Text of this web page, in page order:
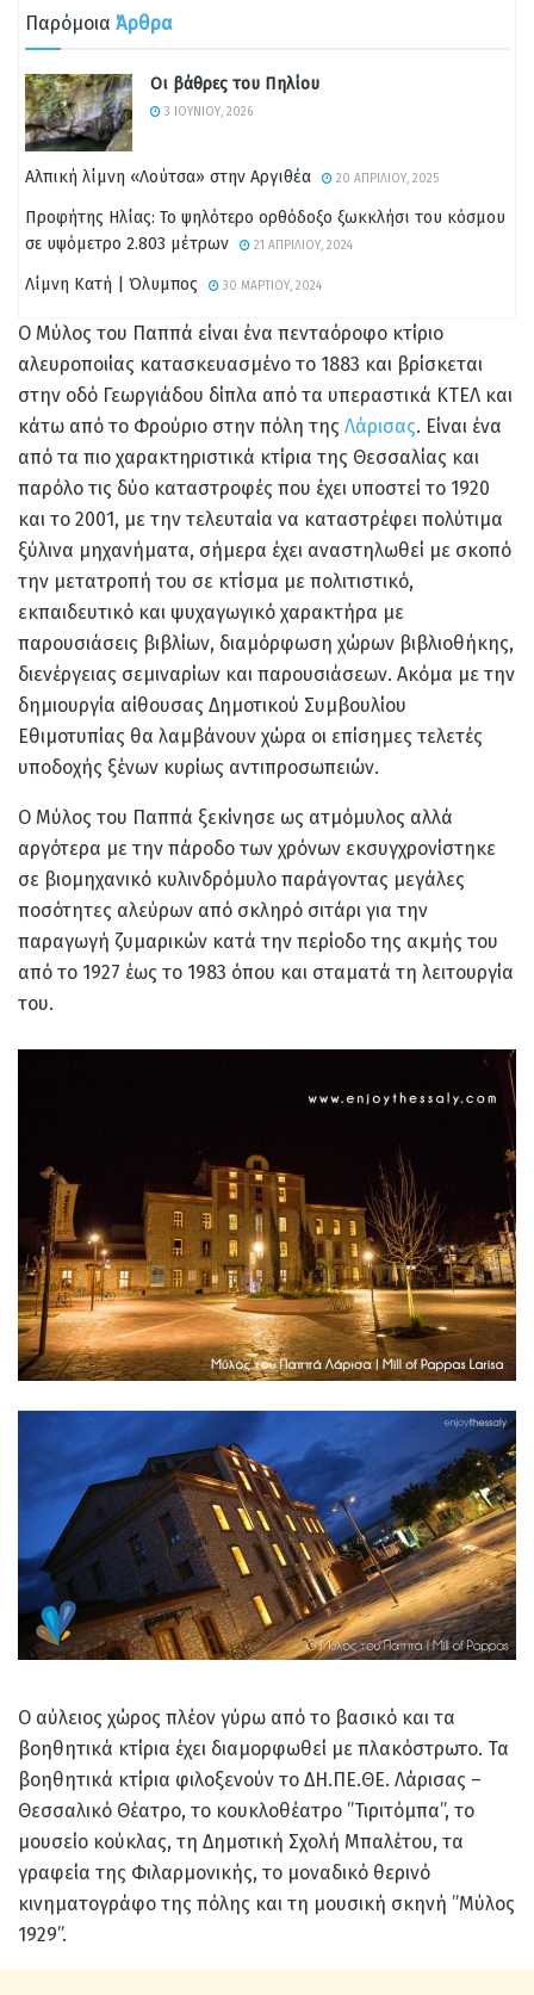
Παρόμοια Άρθρα
Οι βάθρες του Πηλίου
3 ΙΟΥΝΊΟΥ, 2026
Αλπική λίμνη «Λούτσα» στην Αργιθέα 20 ΑΠΡΙΛΊΟΥ, 2025
Προφήτης Ηλίας: Το ψηλότερο ορθόδοξο ξωκκλήσι του κόσμου
σε υψόμετρο 2.803 μέτρων
21 ΑΠΡΙΛΊΟΥ, 2024
Λίμνη Κατή | Όλυμπος 30 ΜΑΡΤΊΟΥ, 2024
Ο Μύλος του Παππά είναι ένα πενταόροφο κτίριο
αλευροποιίας κατασκευασμένο το 1883 και βρίσκεται
στην οδό Γεωργιάδου δίπλα από τα υπεραστικά ΚΤΕΛ και
κάτω από το Φρούριο στην πόλη της Λάρισας. Είναι ένα
από τα πιο χαρακτηριστικά κτίρια της Θεσσαλίας και
παρόλο τις δύο καταστροφές που έχει υποστεί το 1920
και το 2001, με την τελευταία να καταστρέφει πολύτιμα
ξύλινα μηχανήματα, σήμερα έχει αναστηλωθεί με σκοπό
την μετατροπή του σε κτίσμα με πολιτιστικό,
εκπαιδευτικό και ψυχαγωγικό χαρακτήρα με
παρουσιάσεις βιβλίων, διαμόρφωση χώρων βιβλιοθήκης,
διενέργειας σεμιναρίων και παρουσιάσεων. Ακόμα με την
δημιουργία αίθουσας Δημοτικού Συμβουλίου
Εθιμοτυπίας θα λαμβάνουν χώρα οι επίσημες τελετές
υποδοχής ξένων κυρίως αντιπροσωπειών.
Ο Μύλος του Παππά ξεκίνησε ως ατμόμυλος αλλά
αργότερα με την πάροδο των χρόνων εκσυγχρονίστηκε
σε βιομηχανικό κυλινδρόμυλο παράγοντας μεγάλες
ποσότητες αλεύρων από σκληρό σιτάρι για την
παραγωγή ζυμαρικών κατά την περίοδο της ακμής του
από το 1927 έως το 1983 όπου και σταματά τη λειτουργία
του.
Ο αύλειος χώρος πλέον γύρω από το βασικό και τα
βοηθητικά κτίρια έχει διαμορφωθεί με πλακόστρωτο. Τα
βοηθητικά κτίρια φιλοξενούν το ΔΗ.ΠΕ.ΘΕ. Λάρισας –
Θεσσαλικό Θέατρο, το κουκλοθέατρο ”Τιριτόμπα”, το
μουσείο κούκλας, τη Δημοτική Σχολή Μπαλέτου, τα
γραφεία της Φιλαρμονικής, το μοναδικό θερινό
κινηματογράφο της πόλης και τη μουσική σκηνή ”Μύλος
1929”.